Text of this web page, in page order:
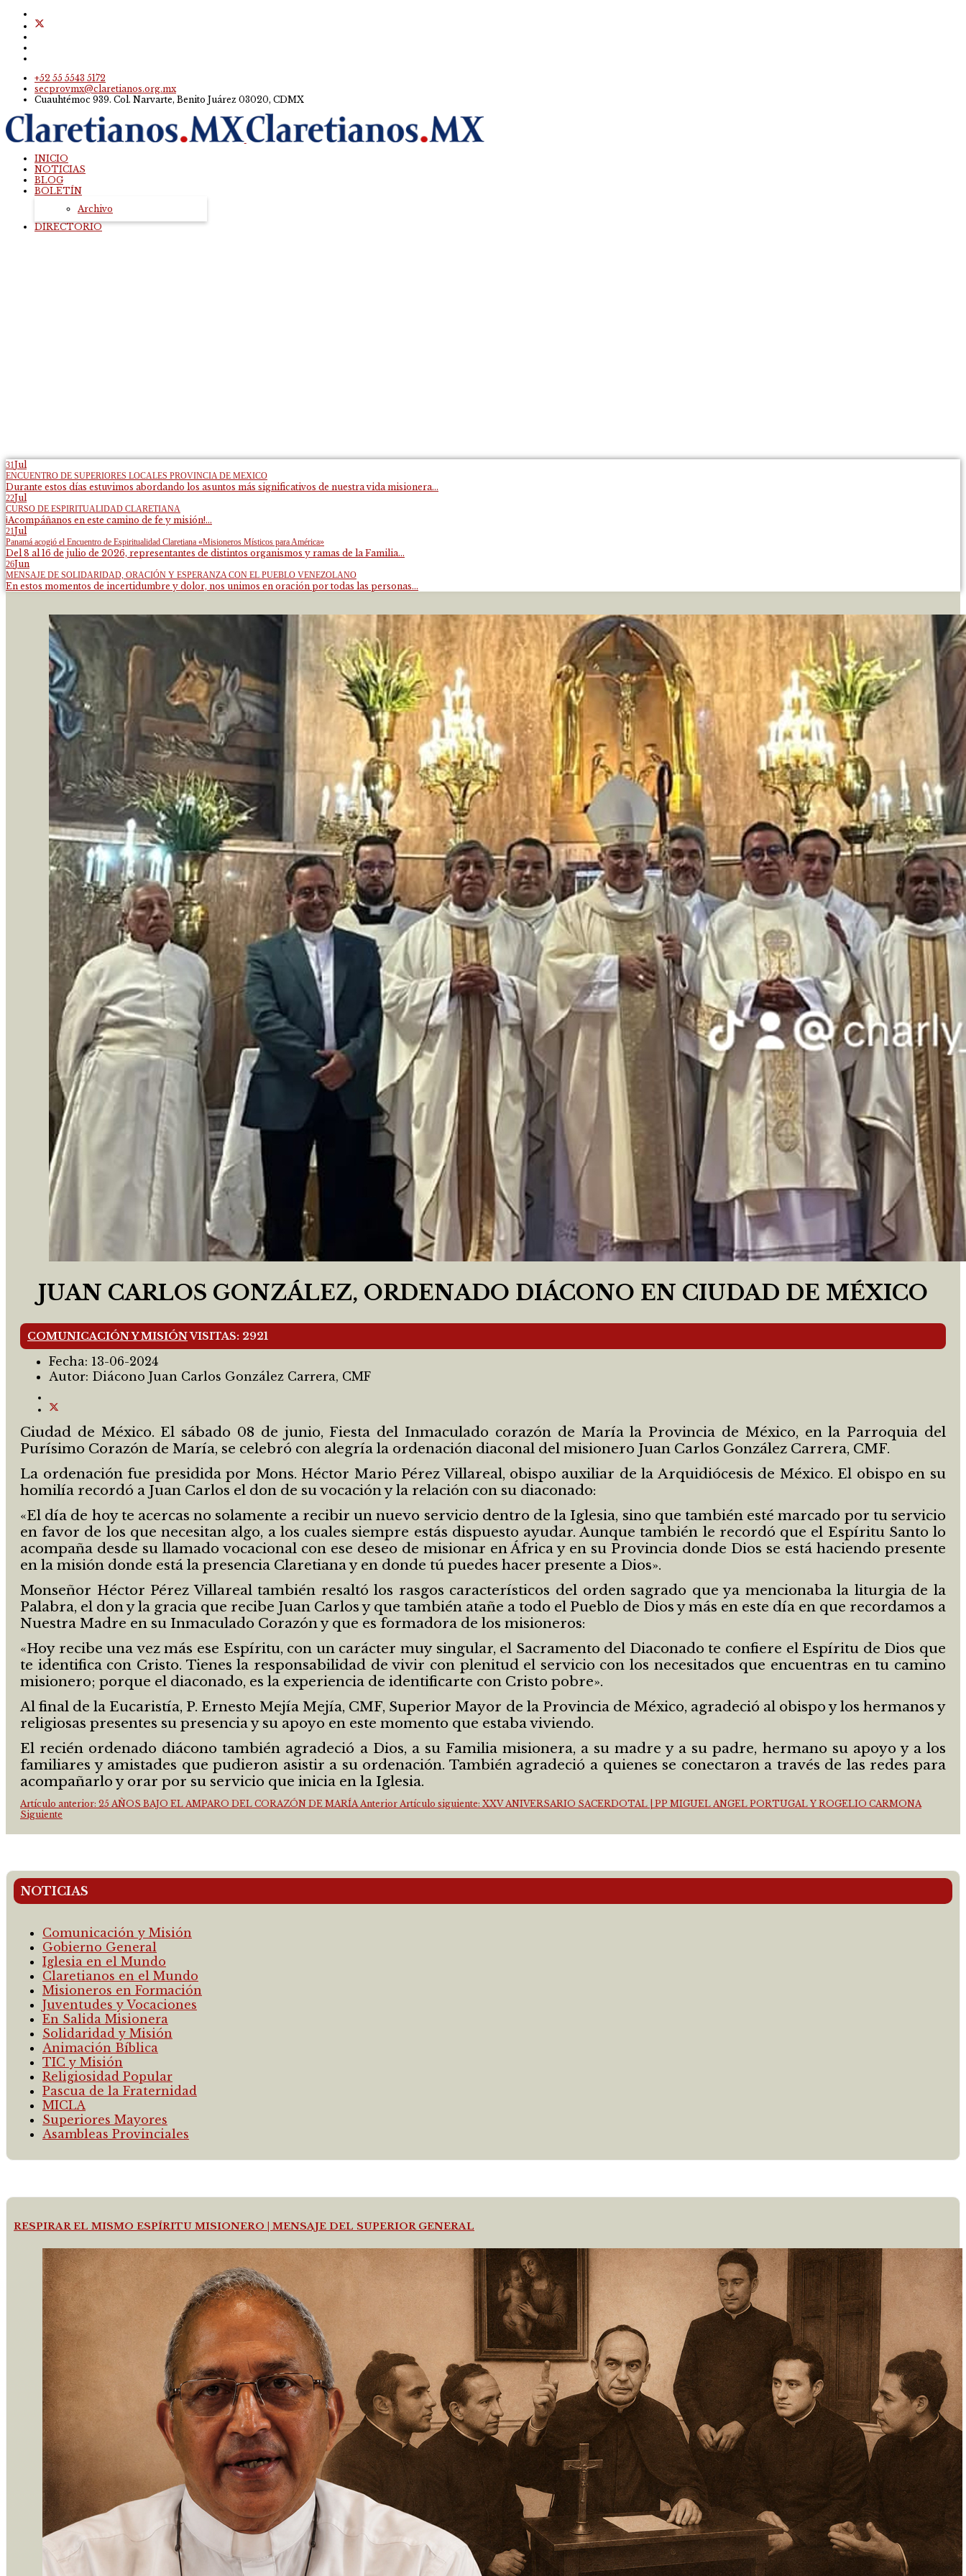
+52 55 5543 5172
secprovmx@claretianos.org.mx
Cuauhtémoc 939. Col. Narvarte, Benito Juárez 03020, CDMX
INICIO
NOTICIAS
BLOG
BOLETÍN
Archivo
DIRECTORIO
31Jul
ENCUENTRO DE SUPERIORES LOCALES PROVINCIA DE MEXICO
Durante estos días estuvimos abordando los asuntos más significativos de nuestra vida misionera...
22Jul
CURSO DE ESPIRITUALIDAD CLARETIANA
¡Acompáñanos en este camino de fe y misión!...
21Jul
Panamá acogió el Encuentro de Espiritualidad Claretiana «Misioneros Místicos para América»
Del 8 al 16 de julio de 2026, representantes de distintos organismos y ramas de la Familia...
26Jun
MENSAJE DE SOLIDARIDAD, ORACIÓN Y ESPERANZA CON EL PUEBLO VENEZOLANO
En estos momentos de incertidumbre y dolor, nos unimos en oración por todas las personas...
JUAN CARLOS GONZÁLEZ, ORDENADO DIÁCONO EN CIUDAD DE MÉXICO
COMUNICACIÓN Y MISIÓNVISITAS: 2921
Fecha: 13-06-2024
Autor: Diácono Juan Carlos González Carrera, CMF
Ciudad de México. El sábado 08 de junio, Fiesta del Inmaculado corazón de María la Provincia de México, en la Parroquia del
Purísimo Corazón de María, se celebró con alegría la ordenación diaconal del misionero Juan Carlos González Carrera, CMF.
La ordenación fue presidida por Mons. Héctor Mario Pérez Villareal, obispo auxiliar de la Arquidiócesis de México. El obispo en su
homilía recordó a Juan Carlos el don de su vocación y la relación con su diaconado:
«El día de hoy te acercas no solamente a recibir un nuevo servicio dentro de la Iglesia, sino que también esté marcado por tu servicio
en favor de los que necesitan algo, a los cuales siempre estás dispuesto ayudar. Aunque también le recordó que el Espíritu Santo lo
acompaña desde su llamado vocacional con ese deseo de misionar en África y en su Provincia donde Dios se está haciendo presente
en la misión donde está la presencia Claretiana y en donde tú puedes hacer presente a Dios».
Monseñor Héctor Pérez Villareal también resaltó los rasgos característicos del orden sagrado que ya mencionaba la liturgia de la
Palabra, el don y la gracia que recibe Juan Carlos y que también atañe a todo el Pueblo de Dios y más en este día en que recordamos a
Nuestra Madre en su Inmaculado Corazón y que es formadora de los misioneros:
«Hoy recibe una vez más ese Espíritu, con un carácter muy singular, el Sacramento del Diaconado te confiere el Espíritu de Dios que
te identifica con Cristo. Tienes la responsabilidad de vivir con plenitud el servicio con los necesitados que encuentras en tu camino
misionero; porque el diaconado, es la experiencia de identificarte con Cristo pobre».
Al final de la Eucaristía, P. Ernesto Mejía Mejía, CMF, Superior Mayor de la Provincia de México, agradeció al obispo y los hermanos y
religiosas presentes su presencia y su apoyo en este momento que estaba viviendo.
El recién ordenado diácono también agradeció a Dios, a su Familia misionera, a su madre y a su padre, hermano su apoyo y a los
familiares y amistades que pudieron asistir a su ordenación. También agradeció a quienes se conectaron a través de las redes para
acompañarlo y orar por su servicio que inicia en la Iglesia.
Artículo anterior: 25 AÑOS BAJO EL AMPARO DEL CORAZÓN DE MARÍA Anterior Artículo siguiente: XXV ANIVERSARIO SACERDOTAL | PP MIGUEL ANGEL PORTUGAL Y ROGELIO CARMONA
Siguiente
NOTICIAS
Comunicación y Misión
Gobierno General
Iglesia en el Mundo
Claretianos en el Mundo
Misioneros en Formación
Juventudes y Vocaciones
En Salida Misionera
Solidaridad y Misión
Animación Bíblica
TIC y Misión
Religiosidad Popular
Pascua de la Fraternidad
MICLA
Superiores Mayores
Asambleas Provinciales
RESPIRAR EL MISMO ESPÍRITU MISIONERO | MENSAJE DEL SUPERIOR GENERAL